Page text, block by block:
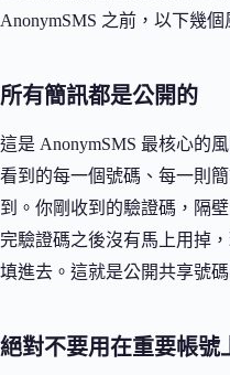
AnonymSMS 之前，以下幾
所有簡訊都是公開的
這是 AnonymSMS 最核心的
看到的每一個號碼、每一則
到。你剛收到的驗證碼，隔
完驗證碼之後沒有馬上用掉
填進去。這就是公開共享號
絕對不要用在重要帳號